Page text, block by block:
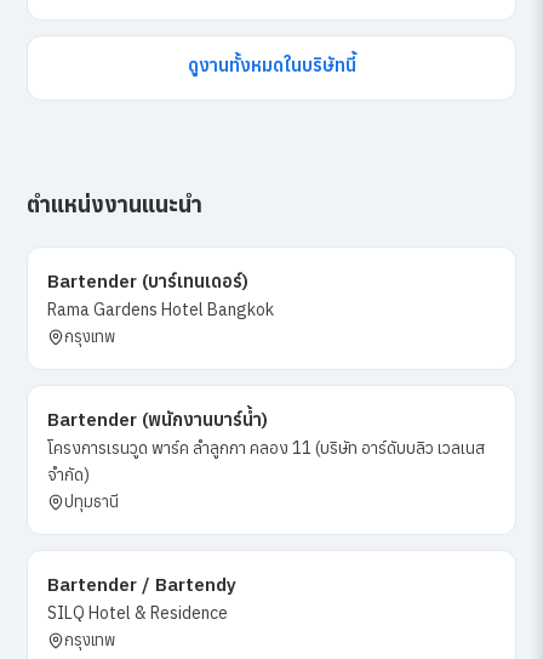
ดูงานทั้งหมดในบริษัทนี้
ตำแหน่งงานแนะนำ
Bartender (บาร์เทนเดอร์)
Rama Gardens Hotel Bangkok
กรุงเทพ
Bartender (พนักงานบาร์น้ำ)
โครงการเรนวูด พาร์ค ลำลูกกา คลอง 11 (บริษัท อาร์ดับบลิว เวลเนส
จำกัด)
ปทุมธานี
Bartender / Bartendy
SILQ Hotel & Residence
กรุงเทพ